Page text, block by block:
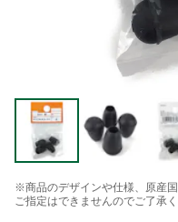
※商品のデザインや仕様、原産
ご指定はできませんのでご了承く